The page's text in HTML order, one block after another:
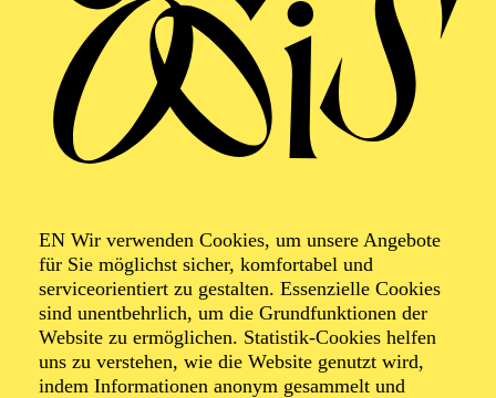
EN Wir verwenden Cookies, um unsere Angebote
für Sie möglichst sicher, komfortabel und
serviceorientiert zu gestalten. Essenzielle Cookies
sind unentbehrlich, um die Grundfunktionen der
Website zu ermöglichen. Statistik-Cookies helfen
uns zu verstehen, wie die Website genutzt wird,
indem Informationen anonym gesammelt und
AALTO BALLETT ESSEN
Thursday
01.04.2027
08:30 - 14:00
Aalto-Foyer
OPERA
Thursday
01.04.2027